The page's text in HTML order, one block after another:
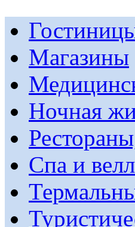
Магазины
Ночная
Спа и